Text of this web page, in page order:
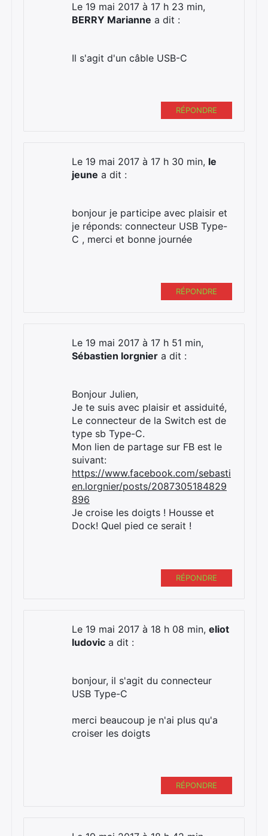
Le 19 mai 2017 à 17 h 23 min,
BERRY Marianne a dit :
Il s'agit d'un câble USB-C
RÉPONDRE
Le 19 mai 2017 à 17 h 30 min, le
jeune a dit :
bonjour je participe avec plaisir et
je réponds: connecteur USB Type-
C , merci et bonne journée
RÉPONDRE
Le 19 mai 2017 à 17 h 51 min,
Sébastien lorgnier a dit :
Bonjour Julien,
Je te suis avec plaisir et assiduité,
Le connecteur de la Switch est de
type sb Type-C.
Mon lien de partage sur FB est le
suivant:
https://www.facebook.com/sebasti
en.lorgnier/posts/2087305184829
896
Je croise les doigts ! Housse et
Dock! Quel pied ce serait !
RÉPONDRE
Le 19 mai 2017 à 18 h 08 min, eliot
ludovic a dit :
bonjour, il s'agit du connecteur
USB Type-C
merci beaucoup je n'ai plus qu'a
croiser les doigts
RÉPONDRE